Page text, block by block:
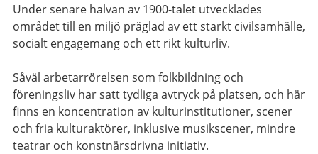
Under senare halvan av 1900-talet utvecklades
området till en miljö präglad av ett starkt civilsamhälle,
socialt engagemang och ett rikt kulturliv.
Såväl arbetarrörelsen som folkbildning och
föreningsliv har satt tydliga avtryck på platsen, och här
finns en koncentration av kulturinstitutioner, scener
och fria kulturaktörer, inklusive musikscener, mindre
teatrar och konstnärsdrivna initiativ.